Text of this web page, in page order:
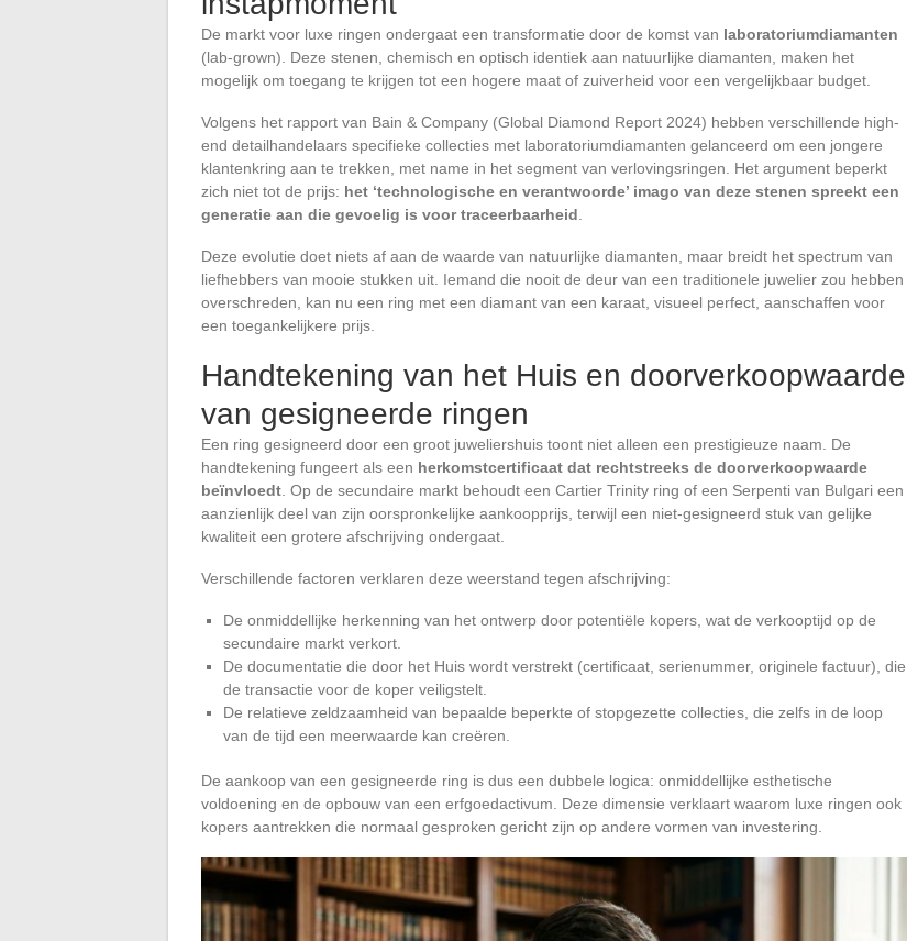
De markt voor luxe ringen ondergaat een transformatie door de komst van laboratoriumdiamanten
(lab-grown). Deze stenen, chemisch en optisch identiek aan natuurlijke diamanten, maken het
mogelijk om toegang te krijgen tot een hogere maat of zuiverheid voor een vergelijkbaar budget.
Volgens het rapport van Bain & Company (Global Diamond Report 2024) hebben verschillende high-
end detailhandelaars specifieke collecties met laboratoriumdiamanten gelanceerd om een jongere
klantenkring aan te trekken, met name in het segment van verlovingsringen. Het argument beperkt
zich niet tot de prijs: het ‘technologische en verantwoorde’ imago van deze stenen spreekt een
generatie aan die gevoelig is voor traceerbaarheid
Deze evolutie doet niets af aan de waarde van natuurlijke diamanten, maar breidt het spectrum van
liefhebbers van mooie stukken uit. Iemand die nooit de deur van een traditionele juwelier zou hebben
overschreden, kan nu een ring met een diamant van een karaat, visueel perfect, aanschaffen voor
een toegankelijkere prijs.
Handtekening van het Huis en doorverkoopwaarde
van gesigneerde ringen
Een ring gesigneerd door een groot juweliershuis toont niet alleen een prestigieuze naam. De
handtekening fungeert als een herkomstcertificaat dat rechtstreeks de doorverkoopwaarde
beïnvloedt . Op de secundaire markt behoudt een Cartier Trinity ring of een Serpenti van Bulgari een
aanzienlijk deel van zijn oorspronkelijke aankoopprijs, terwijl een niet-gesigneerd stuk van gelijke
kwaliteit een grotere afschrijving ondergaat.
Verschillende factoren verklaren deze weerstand tegen afschrijving:
De onmiddellijke herkenning van het ontwerp door potentiële kopers, wat de verkooptijd op de
secundaire markt verkort.
De documentatie die door het Huis wordt verstrekt (certificaat, serienummer, originele factuur), die
de transactie voor de koper veiligstelt.
De relatieve zeldzaamheid van bepaalde beperkte of stopgezette collecties, die zelfs in de loop
van de tijd een meerwaarde kan creëren.
De aankoop van een gesigneerde ring is dus een dubbele logica: onmiddellijke esthetische
voldoening en de opbouw van een erfgoedactivum. Deze dimensie verklaart waarom luxe ringen ook
kopers aantrekken die normaal gesproken gericht zijn op andere vormen van investering.